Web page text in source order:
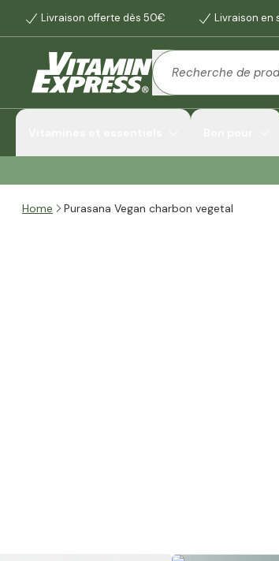
Livraison offerte dès 50€ Livraison en
Home Purasana Vegan charbon vegetal